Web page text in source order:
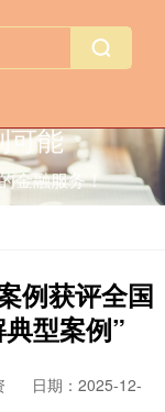
可能
金融服务！
例获评全国
型案例”
日期：2025-12-